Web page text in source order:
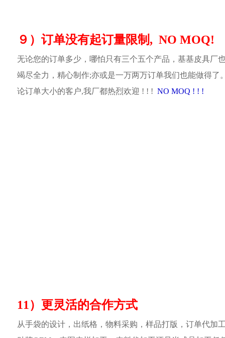
９）订单没有起订量限制, NO MOQ!
无论您的订单多少，哪怕只有三个五个产品，基基皮具厂
竭尽全力，精心制作;亦或是一万两万订单我们也能做得了
论订单大小的客户,我厂都热烈欢迎 ! ! ! NO MOQ ! ! !
11）更灵活的合作方式
从手袋的设计，出纸格，物料采购，样品打版，订单代加